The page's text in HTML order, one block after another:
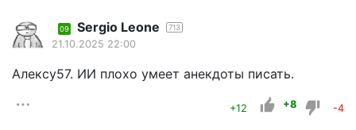
09 Sergio Leone 713
21.10.2025 22:00
Алексу57. ИИ плохо умеет анекдоты писать.
+12 +8 -4